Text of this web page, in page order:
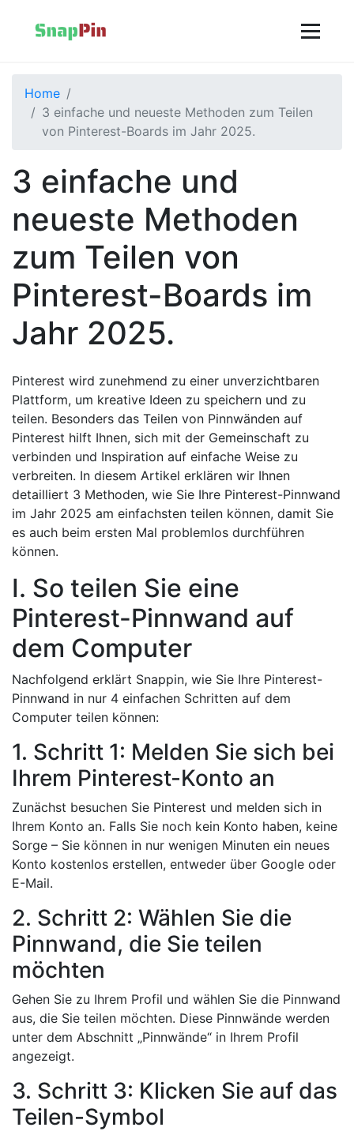
Home
3 einfache und neueste Methoden zum Teilen
von Pinterest-Boards im Jahr 2025.
3 einfache und
neueste Methoden
zum Teilen von
Pinterest-Boards im
Jahr 2025.
Pinterest wird zunehmend zu einer unverzichtbaren
Plattform, um kreative Ideen zu speichern und zu
teilen. Besonders das Teilen von Pinnwänden auf
Pinterest hilft Ihnen, sich mit der Gemeinschaft zu
verbinden und Inspiration auf einfache Weise zu
verbreiten. In diesem Artikel erklären wir Ihnen
detailliert 3 Methoden, wie Sie Ihre Pinterest-Pinnwand
im Jahr 2025 am einfachsten teilen können, damit Sie
es auch beim ersten Mal problemlos durchführen
können.
I. So teilen Sie eine
Pinterest-Pinnwand auf
dem Computer
Nachfolgend erklärt Snappin, wie Sie Ihre Pinterest-
Pinnwand in nur 4 einfachen Schritten auf dem
Computer teilen können:
1. Schritt 1: Melden Sie sich bei
Ihrem Pinterest-Konto an
Zunächst besuchen Sie Pinterest und melden sich in
Ihrem Konto an. Falls Sie noch kein Konto haben, keine
Sorge – Sie können in nur wenigen Minuten ein neues
Konto kostenlos erstellen, entweder über Google oder
E-Mail.
2. Schritt 2: Wählen Sie die
Pinnwand, die Sie teilen
möchten
Gehen Sie zu Ihrem Profil und wählen Sie die Pinnwand
aus, die Sie teilen möchten. Diese Pinnwände werden
unter dem Abschnitt „Pinnwände“ in Ihrem Profil
angezeigt.
3. Schritt 3: Klicken Sie auf das
Teilen-Symbol